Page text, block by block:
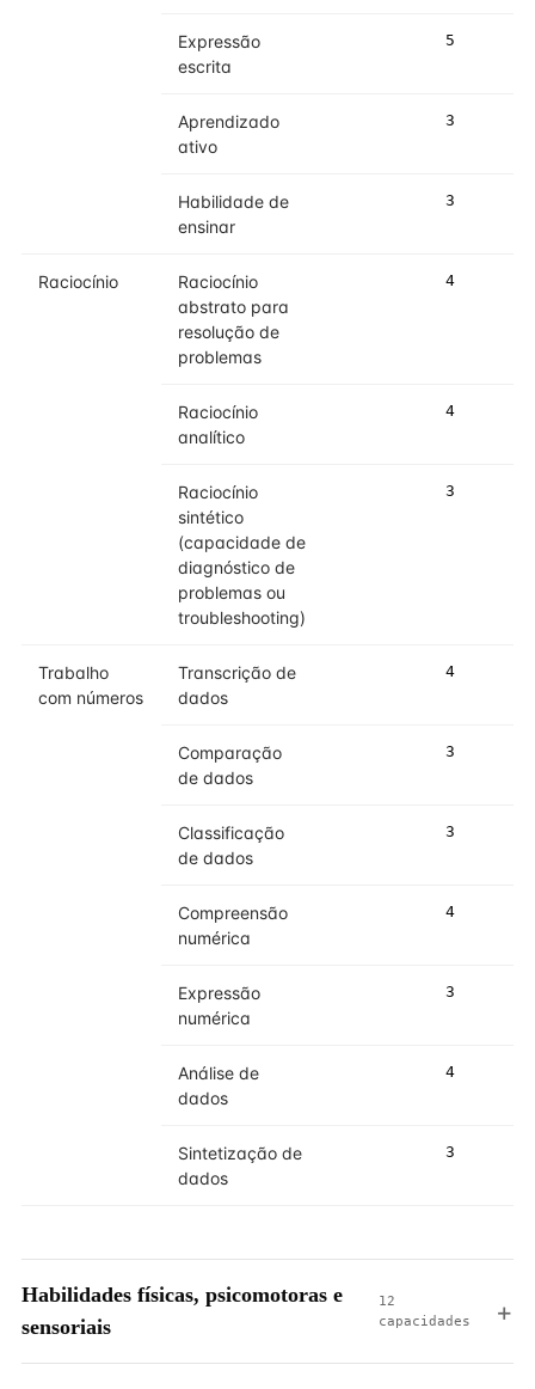
Expressão
escrita
5
Aprendizado
ativo
3
Habilidade de
ensinar
3
Raciocínio
Raciocínio
abstrato para
resolução de
problemas
4
Raciocínio
analítico
4
Raciocínio
sintético
(capacidade de
diagnóstico de
problemas ou
troubleshooting)
3
Trabalho
com números
Transcrição de
dados
4
Comparação
de dados
3
Classificação
de dados
3
Compreensão
numérica
4
Expressão
numérica
3
Análise de
dados
4
Sintetização de
dados
3
Habilidades físicas, psicomotoras e
sensoriais
12
capacidades